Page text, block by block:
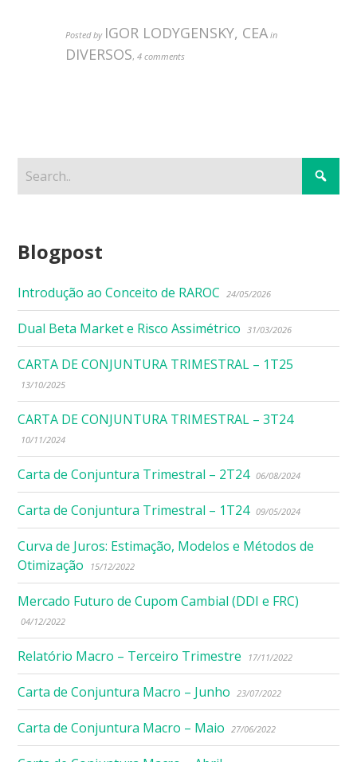
Posted by IGOR LODYGENSKY, CEA in
DIVERSOS,4 comments
Blogpost
Introdução ao Conceito de RAROC 24/05/2026
Dual Beta Market e Risco Assimétrico 31/03/2026
CARTA DE CONJUNTURA TRIMESTRAL – 1T25
13/10/2025
CARTA DE CONJUNTURA TRIMESTRAL – 3T24
10/11/2024
Carta de Conjuntura Trimestral – 2T24 06/08/2024
Carta de Conjuntura Trimestral – 1T24 09/05/2024
Curva de Juros: Estimação, Modelos e Métodos de
Otimização
15/12/2022
Mercado Futuro de Cupom Cambial (DDI e FRC)
04/12/2022
Relatório Macro – Terceiro Trimestre 17/11/2022
Carta de Conjuntura Macro – Junho 23/07/2022
Carta de Conjuntura Macro – Maio 27/06/2022